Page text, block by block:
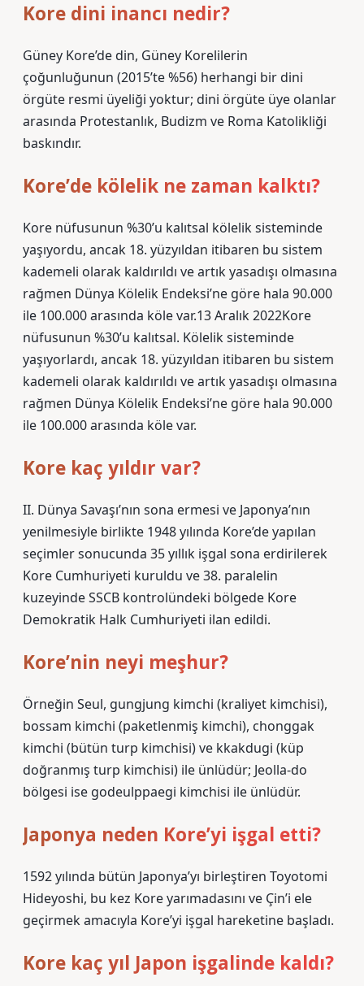
Kore dini inancı nedir?
Güney Kore’de din, Güney Korelilerin
çoğunluğunun (2015’te %56) herhangi bir dini
örgüte resmi üyeliği yoktur; dini örgüte üye olanlar
arasında Protestanlık, Budizm ve Roma Katolikliği
baskındır.
Kore’de kölelik ne zaman kalktı?
Kore nüfusunun %30’u kalıtsal kölelik sisteminde
yaşıyordu, ancak 18. yüzyıldan itibaren bu sistem
kademeli olarak kaldırıldı ve artık yasadışı olmasına
rağmen Dünya Kölelik Endeksi’ne göre hala 90.000
ile 100.000 arasında köle var.13 Aralık 2022Kore
nüfusunun %30’u kalıtsal. Kölelik sisteminde
yaşıyorlardı, ancak 18. yüzyıldan itibaren bu sistem
kademeli olarak kaldırıldı ve artık yasadışı olmasına
rağmen Dünya Kölelik Endeksi’ne göre hala 90.000
ile 100.000 arasında köle var.
Kore kaç yıldır var?
II. Dünya Savaşı’nın sona ermesi ve Japonya’nın
yenilmesiyle birlikte 1948 yılında Kore’de yapılan
seçimler sonucunda 35 yıllık işgal sona erdirilerek
Kore Cumhuriyeti kuruldu ve 38. paralelin
kuzeyinde SSCB kontrolündeki bölgede Kore
Demokratik Halk Cumhuriyeti ilan edildi.
Kore’nin neyi meşhur?
Örneğin Seul, gungjung kimchi (kraliyet kimchisi),
bossam kimchi (paketlenmiş kimchi), chonggak
kimchi (bütün turp kimchisi) ve kkakdugi (küp
doğranmış turp kimchisi) ile ünlüdür; Jeolla-do
bölgesi ise godeulppaegi kimchisi ile ünlüdür.
Japonya neden Kore’yi işgal etti?
1592 yılında bütün Japonya’yı birleştiren Toyotomi
Hideyoshi, bu kez Kore yarımadasını ve Çin’i ele
geçirmek amacıyla Kore’yi işgal hareketine başladı.
Kore kaç yıl Japon işgalinde kaldı?